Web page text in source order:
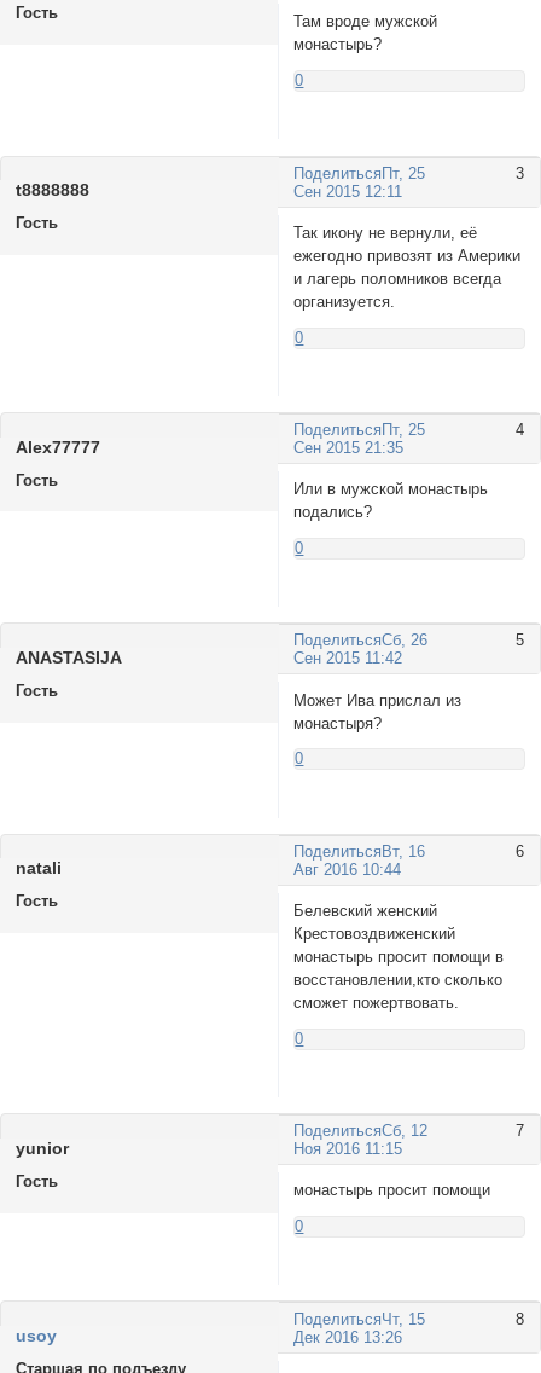
Гость
Там вроде мужской
монастырь?
0
Поделиться 3
Пт, 25
Сен 2015 12:11
t8888888
Гость
Так икону не вернули, её
ежегодно привозят из Америки
и лагерь поломников всегда
организуется.
0
Поделиться 4
Пт, 25
Сен 2015 21:35
Alex77777
Гость
Или в мужской монастырь
подались?
0
Поделиться 5
Сб, 26
Сен 2015 11:42
ANASTASIJA
Гость
Может Ива прислал из
монастыря?
0
Поделиться 6
Вт, 16
Авг 2016 10:44
nаtаli
Гость
Белевский женский
Крестовоздвиженский
монастырь просит помощи в
восстановлении,кто сколько
сможет пожертвовать.
0
Поделиться 7
Сб, 12
Ноя 2016 11:15
yunior
Гость
монастырь просит помощи
0
Поделиться 8
Чт, 15
Дек 2016 13:26
usoy
Старшая по подъезду